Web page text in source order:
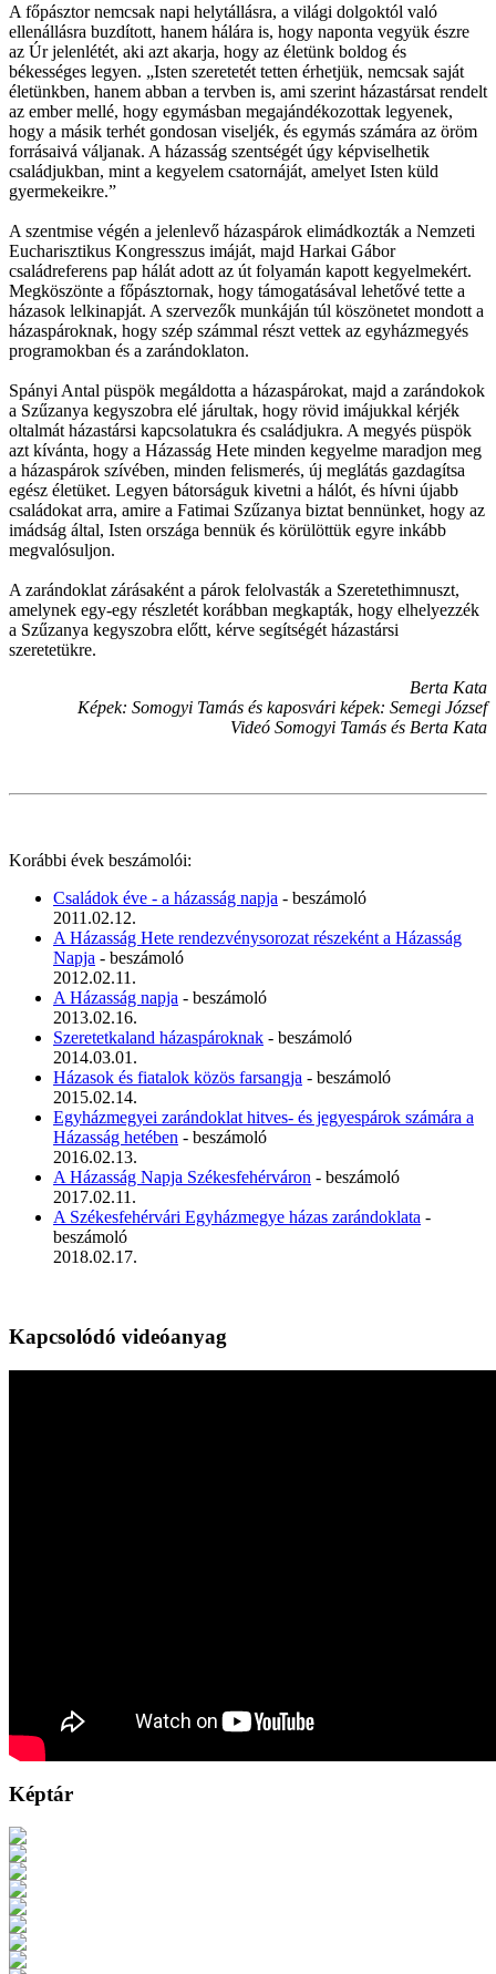
A főpásztor nemcsak napi helytállásra, a világi dolgoktól való
ellenállásra buzdított, hanem hálára is, hogy naponta vegyük észre
az Úr jelenlétét, aki azt akarja, hogy az életünk boldog és
békességes legyen. „Isten szeretetét tetten érhetjük, nemcsak saját
életünkben, hanem abban a tervben is, ami szerint házastársat rendelt
az ember mellé, hogy egymásban megajándékozottak legyenek,
hogy a másik terhét gondosan viseljék, és egymás számára az öröm
forrásaivá váljanak. A házasság szentségét úgy képviselhetik
családjukban, mint a kegyelem csatornáját, amelyet Isten küld
gyermekeikre.”
A szentmise végén a jelenlevő házaspárok elimádkozták a Nemzeti
Eucharisztikus Kongresszus imáját, majd Harkai Gábor
családreferens pap hálát adott az út folyamán kapott kegyelmekért.
Megköszönte a főpásztornak, hogy támogatásával lehetővé tette a
házasok lelkinapját. A szervezők munkáján túl köszönetet mondott a
házaspároknak, hogy szép számmal részt vettek az egyházmegyés
programokban és a zarándoklaton.
Spányi Antal püspök megáldotta a házaspárokat, majd a zarándokok
a Szűzanya kegyszobra elé járultak, hogy rövid imájukkal kérjék
oltalmát házastársi kapcsolatukra és családjukra. A megyés püspök
azt kívánta, hogy a Házasság Hete minden kegyelme maradjon meg
a házaspárok szívében, minden felismerés, új meglátás gazdagítsa
egész életüket. Legyen bátorságuk kivetni a hálót, és hívni újabb
családokat arra, amire a Fatimai Szűzanya biztat bennünket, hogy az
imádság által, Isten országa bennük és körülöttük egyre inkább
megvalósuljon.
A zarándoklat zárásaként a párok felolvasták a Szeretethimnuszt,
amelynek egy-egy részletét korábban megkapták, hogy elhelyezzék
a Szűzanya kegyszobra előtt, kérve segítségét házastársi
szeretetükre.
Berta Kata
Képek: Somogyi Tamás és kaposvári képek: Semegi József
Videó Somogyi Tamás és Berta Kata
Korábbi évek beszámolói:
Családok éve - a házasság napja - beszámoló
2011.02.12.
A Házasság Hete rendezvénysorozat részeként a Házasság
Napja - beszámoló
2012.02.11.
A Házasság napja - beszámoló
2013.02.16.
Szeretetkaland házaspároknak - beszámoló
2014.03.01.
Házasok és fiatalok közös farsangja - beszámoló
2015.02.14.
Egyházmegyei zarándoklat hitves- és jegyespárok számára a
Házasság hetében - beszámoló
2016.02.13.
A Házasság Napja Székesfehérváron - beszámoló
2017.02.11.
A Székesfehérvári Egyházmegye házas zarándoklata -
beszámoló
2018.02.17.
Kapcsolódó videóanyag
Képtár